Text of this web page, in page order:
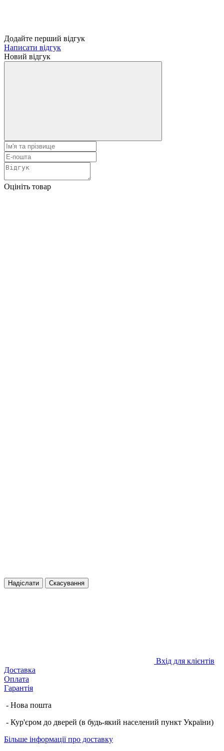
Додайте перший відгук
Написати відгук
Новий відгук
Оцініть товар
Надіслати Скасування
Вхід для клієнтів
Доставка
Оплата
Гарантія
- Нова пошта
- Кур'єром до дверей (в будь-який населений пункт України)
Більше інформації про доставку